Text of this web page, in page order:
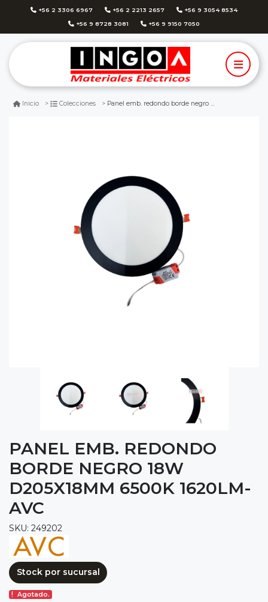
+56 2 3306 6967 +56 2 2213 2657 +56 9 3054 8534
+56 9 8728 3081 +56 9 9150 7050
Inicio Colecciones Panel emb. redondo borde negro 18w d205x18mm 6500k 1620lm-avc
PANEL EMB. REDONDO
BORDE NEGRO 18W
D205X18MM 6500K 1620LM-
AVC
SKU: 249202
Stock por sucursal
Agotado.